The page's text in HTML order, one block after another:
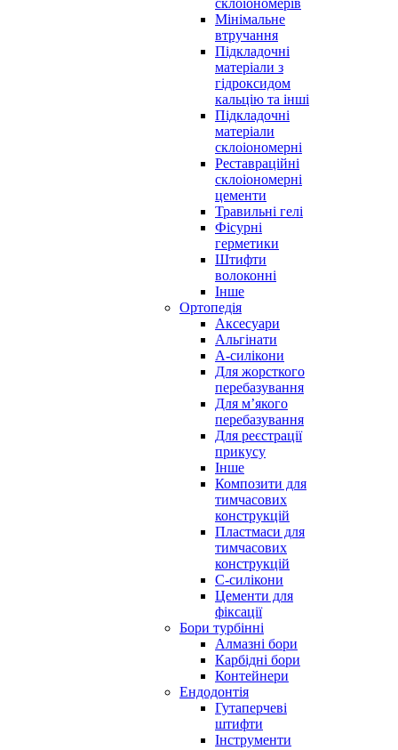
склоіономерів
Мінімальне
втручання
Підкладочні
матеріали з
гідроксидом
кальцію та інші
Підкладочні
матеріали
склоіономерні
Реставраційні
склоіономерні
цементи
Травильні гелі
Фісурні
герметики
Штифти
волоконні
Інше
Ортопедія
Аксесуари
Альгінати
А-силікони
Для жорсткого
перебазування
Для м’якого
перебазування
Для реєстрації
прикусу
Інше
Композити для
тимчасових
конструкцій
Пластмаси для
тимчасових
конструкцій
С-силікони
Цементи для
фіксації
Бори турбінні
Алмазні бори
Карбідні бори
Контейнери
Ендодонтія
Гутаперчеві
штифти
Інструменти